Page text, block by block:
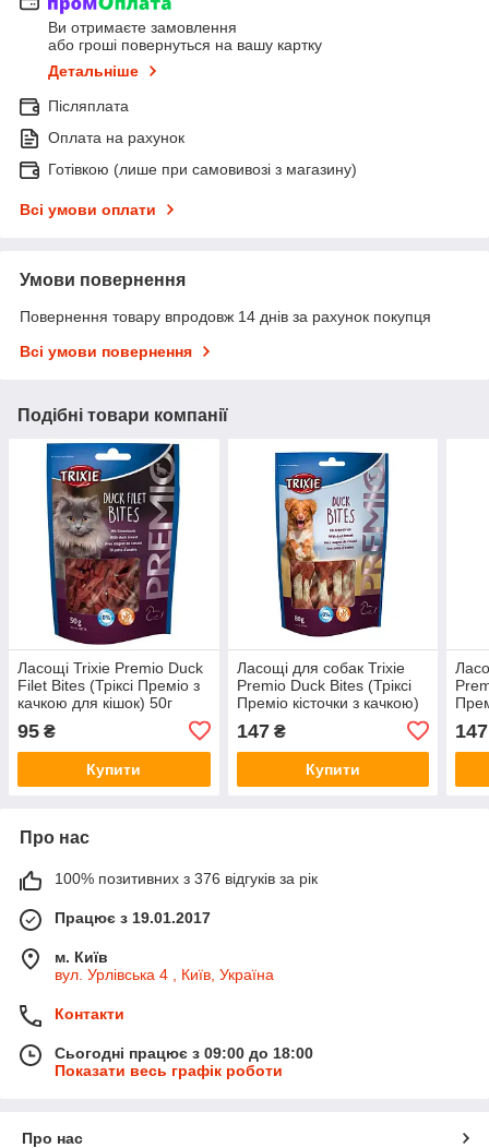
Ви отримаєте замовлення
або гроші повернуться на вашу картку
Детальніше
Післяплата
Оплата на рахунок
Готівкою (лише при самовивозі з магазину)
Всі умови оплати
Умови повернення
Повернення товару впродовж 14 днів за рахунок покупця
Всі умови повернення
Подібні товари компанії
Ласощі Trixie Premio Duck
Filet Bites (Тріксі Преміо з
качкою для кішок) 50г
95 ₴
Купити
Ласощі для собак Trixie
Premio Duck Bites (Тріксі
Преміо кісточки з качкою)
147₴
Купити
147
Про нас
100% позитивних з 376 відгуків за рік
Працює з 19.01.2017
м. Київ
вул. Урлівська 4 , Київ, Україна
Контакти
Сьогодні працює з 09:00 до 18:00
Показати весь графік роботи
Про нас